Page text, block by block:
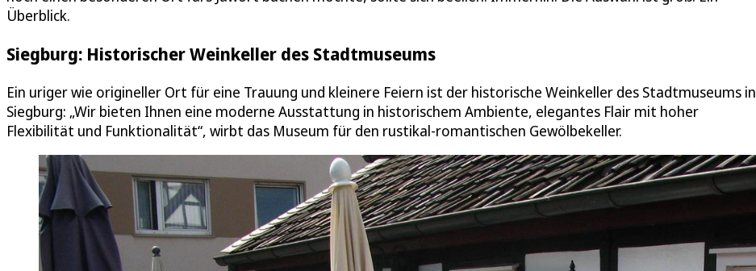
Überblick.
Siegburg: Historischer Weinkeller des Stadtmuseums
Ein uriger wie origineller Ort für eine Trauung und kleinere Feiern ist der historische Weinkeller des Stadtmuseums in
Siegburg: „Wir bieten Ihnen eine moderne Ausstattung in historischem Ambiente, elegantes Flair mit hoher
Flexibilität und Funktionalität“, wirbt das Museum für den rustikal-romantischen Gewölbekeller.